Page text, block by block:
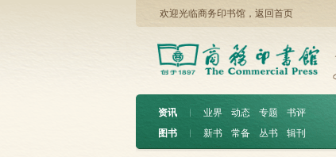
欢迎光临商务印书馆， 返回首页
资讯 ︱ 业界 动态 专题
书评
图书
︱ 新书 常备 丛书 辑刊